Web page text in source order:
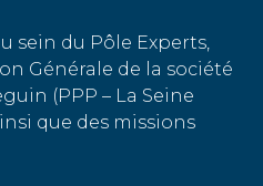
sein du Pôle Experts,
Générale de la société
(PPP – La Seine
que des missions